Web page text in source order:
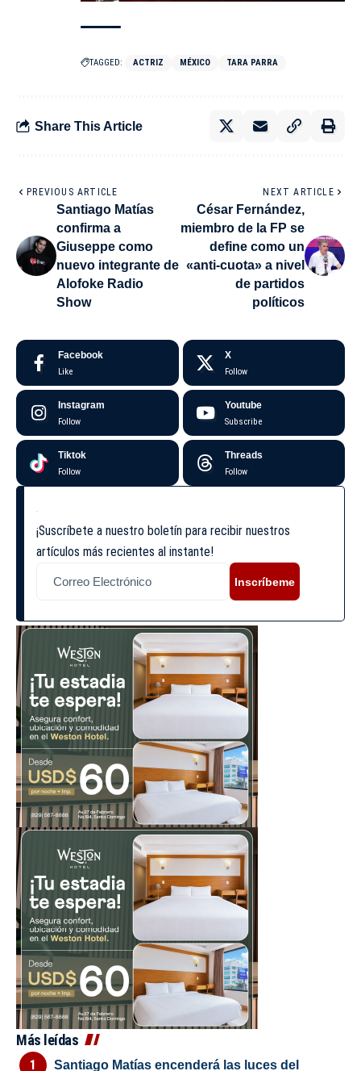
TAGGED: ACTRIZ MÉXICO TARA PARRA
Share This Article
PREVIOUS ARTICLE
Santiago Matías
confirma a
Giuseppe como
nuevo integrante de
Alofoke Radio
Show
NEXT ARTICLE
César Fernández,
miembro de la FP se
define como un
«anti-cuota» a nivel
de partidos
políticos
Facebook
Like
X
Follow
Instagram
Follow
Youtube
Subscribe
Tiktok
Follow
Threads
Follow
¡Suscríbete a nuestro boletín para recibir nuestros
artículos más recientes al instante!
Inscríbeme
Más leídas
Santiago Matías encenderá las luces del